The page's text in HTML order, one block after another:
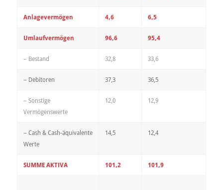
Anlagevermögen 4,6 6,5
Umlaufvermögen 96,6 95,4
– Bestand 32,8 33,6
– Debitoren 37,3 36,5
– Sonstige
Vermögenswerte
12,0 12,9
– Cash & Cash-äquivalente
Werte
14,5 12,4
SUMME AKTIVA 101,2 101,9